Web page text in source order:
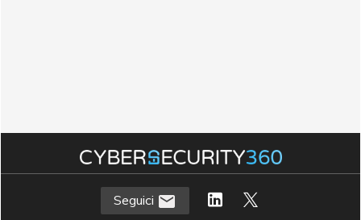
Seguici